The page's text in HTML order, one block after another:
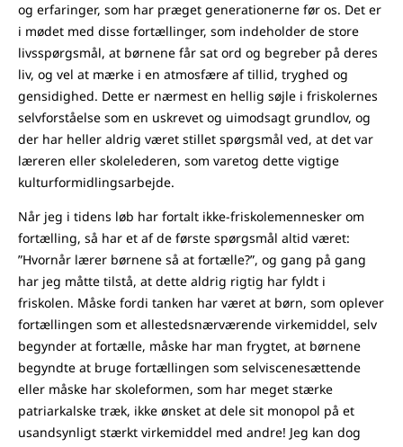
og erfaringer, som har præget generationerne før os. Det er
i mødet med disse fortællinger, som indeholder de store
livsspørgsmål, at børnene får sat ord og begreber på deres
liv, og vel at mærke i en atmosfære af tillid, tryghed og
gensidighed. Dette er nærmest en hellig søjle i friskolernes
selvforståelse som en uskrevet og uimodsagt grundlov, og
der har heller aldrig været stillet spørgsmål ved, at det var
læreren eller skolelederen, som varetog dette vigtige
kulturformidlingsarbejde.
Når jeg i tidens løb har fortalt ikke-friskolemennesker om
fortælling, så har et af de første spørgsmål altid været:
”Hvornår lærer børnene så at fortælle?”, og gang på gang
har jeg måtte tilstå, at dette aldrig rigtig har fyldt i
friskolen. Måske fordi tanken har været at børn, som oplever
fortællingen som et allestedsnærværende virkemiddel, selv
begynder at fortælle, måske har man frygtet, at børnene
begyndte at bruge fortællingen som selviscenesættende
eller måske har skoleformen, som har meget stærke
patriarkalske træk, ikke ønsket at dele sit monopol på et
usandsynligt stærkt virkemiddel med andre! Jeg kan dog